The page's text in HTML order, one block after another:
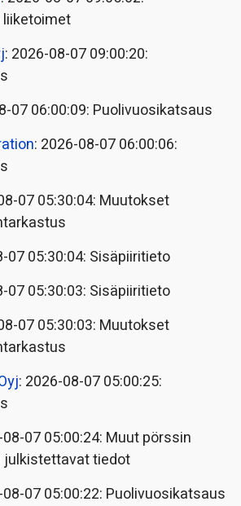
: 2026-08-07 09:00:20:
07 06:00:09: Puolivuosikatsaus
: 2026-08-07 06:00:06:
07 05:30:04: Muutokset
07 05:30:04: Sisäpiiritieto
07 05:30:03: Sisäpiiritieto
07 05:30:03: Muutokset
: 2026-08-07 05:00:25:
07 05:00:24: Muut pörssin
tiedot
08-07 05:00:22: Puolivuosikatsaus